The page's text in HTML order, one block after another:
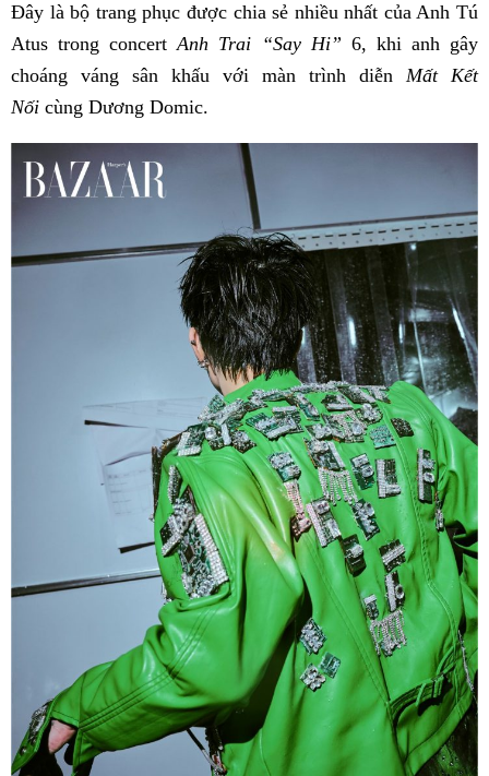
Đây là bộ trang phục được chia sẻ nhiều nhất của Anh Tú
Atus trong concertAnh Trai “Say Hi” 6, khi anh gây
choáng váng sân khấu với màn trình diễn Mất Kết
Nối cùng Dương Domic.